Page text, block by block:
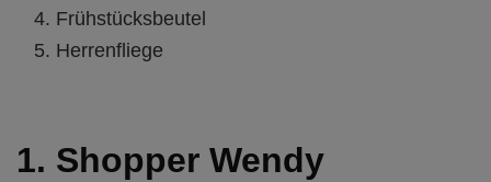
Frühstücksbeutel
Herrenfliege
1. Shopper Wendy